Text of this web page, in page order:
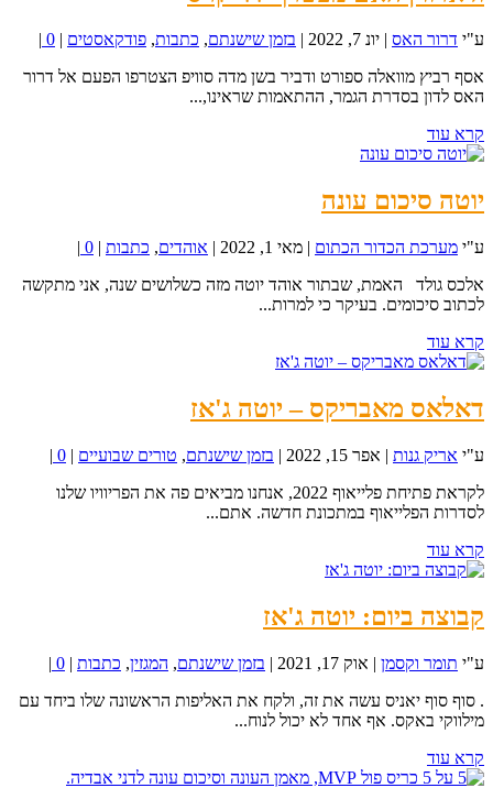
ע"י דרור האס יונ 7, 2022 בזמן שישנתם, כתבות, פודקאסטים 0
אסף רביץ מוואלה ספורט ודביר בשן מדה סוויפ הצטרפו הפעם אל דרור
האס לדון בסדרת הגמר, ההתאמות שראינו,...
קרא עוד
יוטה סיכום עונה
ע"י מערכת הכדור הכתום | מאי 1, 2022 | אוהדים, כתבות |
0
|
אלכס גולד האמת, שבתור אוהד יוטה מזה כשלושים שנה, אני מתקשה
לכתוב סיכומים. בעיקר כי למרות...
קרא עוד
דאלאס מאבריקס – יוטה ג'אז
ע"י אריק גנות | אפר 15, 2022 | בזמן שישנתם, טורים שבועיים |
0
|
לקראת פתיחת פלייאוף 2022, אנחנו מביאים פה את הפריוויו שלנו
לסדרות הפלייאוף במתכונת חדשה. אתם...
קרא עוד
קבוצה ביום: יוטה ג'אז
ע"י תומר וקסמן | אוק 17, 2021 | בזמן שישנתם, המגזין, כתבות |
0
|
. סוף סוף יאניס עשה את זה, ולקח את האליפות הראשונה שלו ביחד עם
מילווקי באקס. אף אחד לא יכול לנוח...
קרא עוד